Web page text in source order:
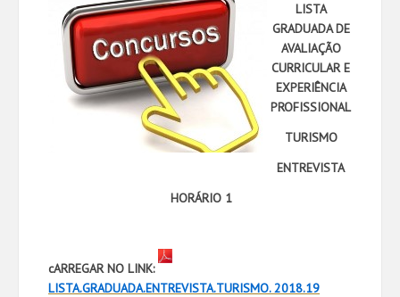
LISTA
GRADUADADE
AVALIAÇÃO
CURRICULAR E
EXPERIÊNCIA
PROFISSIONAL
TURISMO
ENTREVISTA
HORÁRIO 1
cARREGAR NO LINK:
LISTA.GRADUADA.ENTREVISTA.TURISMO. 2018.19